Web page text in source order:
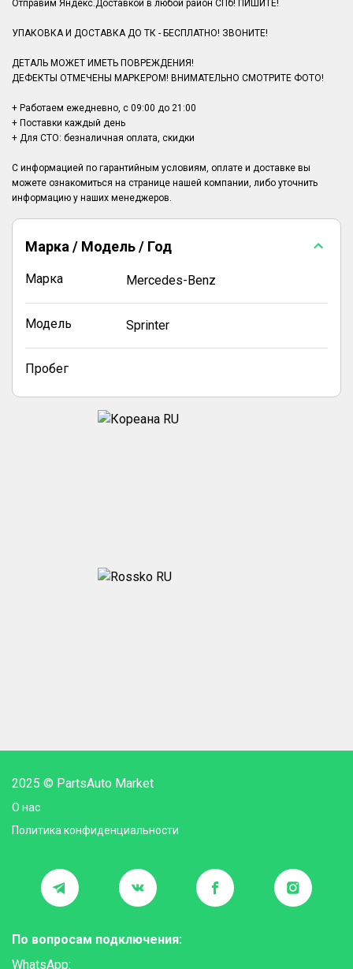
Отправим Яндекс.Доставкой в любой район СПб! ПИШИТЕ!
УПАКОВКА И ДОСТАВКА ДО ТК - БЕСПЛАТНО! ЗВОНИТЕ!
ДЕТАЛЬ МОЖЕТ ИМЕТЬ ПОВРЕЖДЕНИЯ!
ДЕФЕКТЫ ОТМЕЧЕНЫ МАРКЕРОМ! ВНИМАТЕЛЬНО СМОТРИТЕ ФОТО!
+ Работаем ежедневно, с 09:00 до 21:00
+ Поставки каждый день
+ Для СТО: безналичная оплата, скидки
С информацией по гарантийным условиям, оплате и доставке вы
можете ознакомиться на странице нашей компании, либо уточнить
Марка / Модель / Год
Марка Mercedes-Benz
Модель Sprinter
Пробег
2025 © PartsAuto Market
О нас
Политика конфиденциальности
По вопросам подключения:
WhatsApp: